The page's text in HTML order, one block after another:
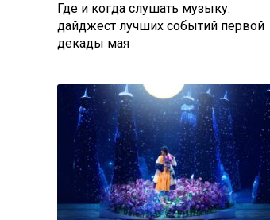
Где и когда слушать музыку:
дайджест лучших событий первой
декады мая